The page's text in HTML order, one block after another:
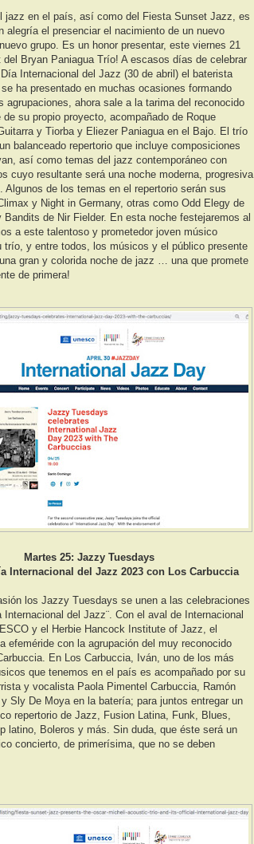
jazz en el país, así como del Fiesta Sunset Jazz, es
alegría el presenciar el nacimiento de un nuevo
grupo. Es un honor presentar, este viernes 21
del Bryan Paniagua Trío! A escasos días de celebrar
Internacional del Jazz (30 de abril) el baterista
ha presentado en muchas ocasiones formando
agrupaciones, ahora sale a la tarima del reconocido
su propio proyecto, acompañado de Roque
y Tiorba y Eliezer Paniagua en el Bajo. El trío
balanceado repertorio que incluye composiciones
así como temas del jazz contemporáneo con
cuyo resultante será una noche moderna, progresiva
Algunos de los temas en el repertorio serán sus
y Night in Germany, otras como Odd Elegy de
Bandits de Nir Fielder. En esta noche festejaremos al
a este talentoso y prometedor joven músico
trío, y entre todos, los músicos y el público presente
gran y colorida noche de jazz … una que promete
de primera!
Martes 25: Jazzy Tuesdays
Internacional del Jazz 2023 con Los Carbuccia
los Jazzy Tuesdays se unen a las celebraciones
Internacional del Jazz¨. Con el aval de Internacional
y el Herbie Hancock Institute of Jazz, el
efeméride con la agrupación del muy reconocido
En Los Carbuccia, Iván, uno de los más
que tenemos en el país es acompañado por su
y vocalista Paola Pimentel Carbuccia, Ramón
Sly De Moya en la batería; para juntos entregar un
repertorio de Jazz, Fusion Latina, Funk, Blues,
latino, Boleros y más. Sin duda, que éste será un
concierto, de primerísima, que no se deben